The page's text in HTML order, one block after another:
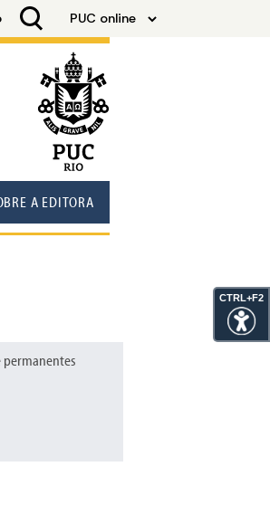
CTRL+F2
A EDITORA
permanentes